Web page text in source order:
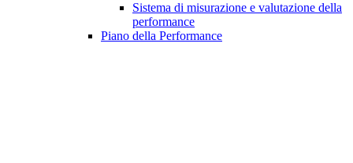
Sistema di misurazione e valutazione della
performance
Piano della Performance